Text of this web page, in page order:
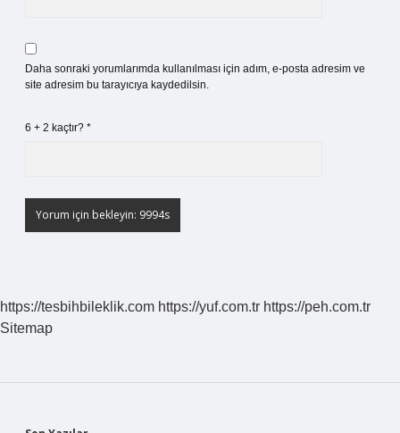
Daha sonraki yorumlarımda kullanılması için adım, e-posta adresim ve
site adresim bu tarayıcıya kaydedilsin.
6 + 2 kaçtır? *
https://tesbihbileklik.com https://yuf.com.tr https://peh.com.tr
Sitemap